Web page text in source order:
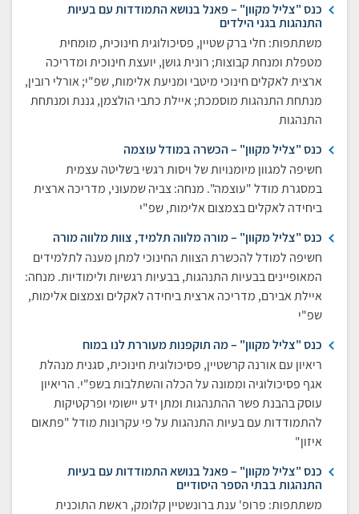
כנס "צליל מקוון" – פאנל בנושא התמודדות עם בעיות
התנהגות בגני הילדים
משתתפות: חלי ברק שטיין, פסיכולוגית חינוכית, מומחית
מטפלת ומנחת קבוצות; רונית גושן, יועצת חינוכית ומדריכה
ארצית לאקלים חינוכי מיטבי ומניעת אלימות, שפ"י; אורלי רובין,
מנתחת התנהגות מוסמכת; איילת כתבי הולצמן, גננת ומנתחת
התנהגות
כנס "צליל מקוון" – הכשרה במודל עוצמה
חשיפה למגוון מיומנויות של ויסות רגשי בשליטה עצמית
במסגרת מודל "עוצמה". מנחה: צביה שמעוני, מדריכה ארצית
ביחידה לאקלים בצמצום אלימות, שפ"י
כנס "צליל מקוון" – מורה מלווה תלמיד, צוות מלווה מורה
חשיפה למודל להכשרת הצוות החינוכי למתן מענה לתלמידים
המאופיינים בבעיות התנהגות, בבעיות רגשיות ולימודיות. מנחה:
איילת אבירם, מדריכה ארצית ביחידה לאקלים וצמצום אלימות,
שפ"י
כנס "צליל מקוון" – מה תוקפנות מעוררת לנו במוח
ריאיון עם אורנה קרשטיין, פסיכולוגית חינוכית, סגנית מנהלת
אגף פסיכולוגיה וממונה על הכלה והשתלבות בשפ"י. הריאיון
עוסק בהבנת פשר ההתנהגות ומתן ידע יישומי ופרקטיקות
להתמודדות עם בעיות התנהגות על פי עקרונות מודל "פתאום
איזון"
כנס "צליל מקוון" – פאנל בנושא התמודדות עם בעיות
התנהגות בבתי הספר היסודיים
משתתפות: פרופ' ענת ברונשטיין קלומק, ראשת התוכנית